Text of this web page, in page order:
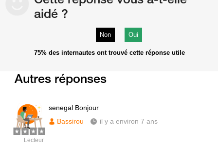
aidé ?
Non Oui
75% des internautes ont trouvé cette réponse utile
Autres réponses
Lecteur
senegal Bonjour
Bassirou
il y a environ 7 ans